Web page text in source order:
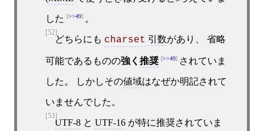
した >>49 。
[52]
どちらにも charset 引数があり、 省略
可能であるものの強く 推奨 >>49 されていま
した。 しかしその値域はなぜか明記されて
いませんでした。
[53]
UTF-8と UTF-16が特に推奨されていま